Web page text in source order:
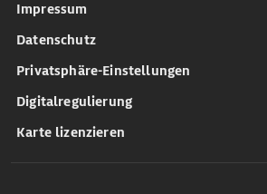
Impressum
Datenschutz
Privatsphäre-Einstellungen
Digitalregulierung
Karte lizenzieren